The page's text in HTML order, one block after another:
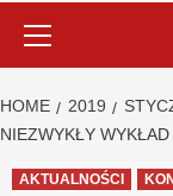
HOME 2019
NIEZWYKŁY
AKTUALNOŚCI